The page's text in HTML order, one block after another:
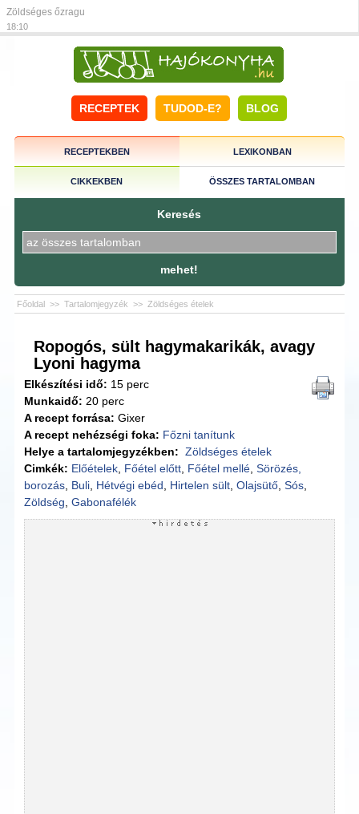
Zöldséges őzragu
18:10
RECEPTEK TUDOD-E? BLOG
RECEPTEKBEN LEXIKONBAN
CIKKEKBEN ÖSSZES TARTALOMBAN
Keresés
mehet!
Főoldal >> Tartalomjegyzék >> Zöldséges ételek
Ropogós, sült hagymakarikák, avagy
Lyoni hagyma
Elkészítési idő: 15 perc
Munkaidő: 20 perc
A recept forrása: Gixer
A recept nehézségi foka: Főzni tanítunk
Helye a tartalomjegyzékben: Zöldséges ételek
Cimkék: Előételek Főétel előtt Főétel mellé ,Sörözés,
borozás Buli Hétvégi ebéd Hirtelen sült ,Olajsütő ,Sós
Zöldség ,Gabonafélék